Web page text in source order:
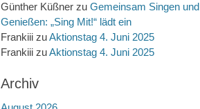
Günther Küßner zu Gemeinsam Singen und
Genießen: „Sing Mit!“ lädt ein
Frankiii zuAktionstag 4. Juni 2025
Frankiii zuAktionstag 4. Juni 2025
Archiv